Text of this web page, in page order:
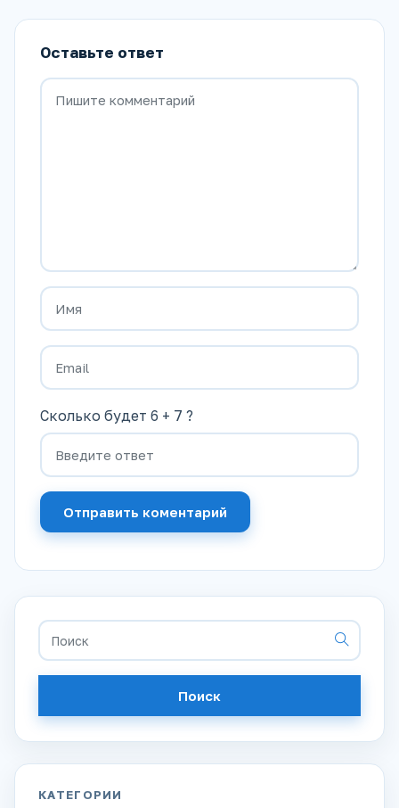
Оставьте ответ
Сколько будет 6 + 7 ?
Отправить коментарий
Поиск
КАТЕГОРИИ